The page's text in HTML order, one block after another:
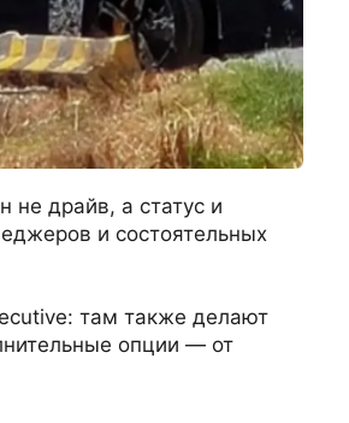
не драйв, а статус и
и состоятельных
там также делают
опции — от